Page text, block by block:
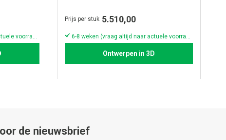
6-8 weken (vraag altijd naar actuele voorraad & levertijd!)
Prijs per stuk 5.510,00
6-8 weken (vraag altijd naar actuele voorraad & levertijd!)
Ontwerpen in 3D
de nieuwsbrief